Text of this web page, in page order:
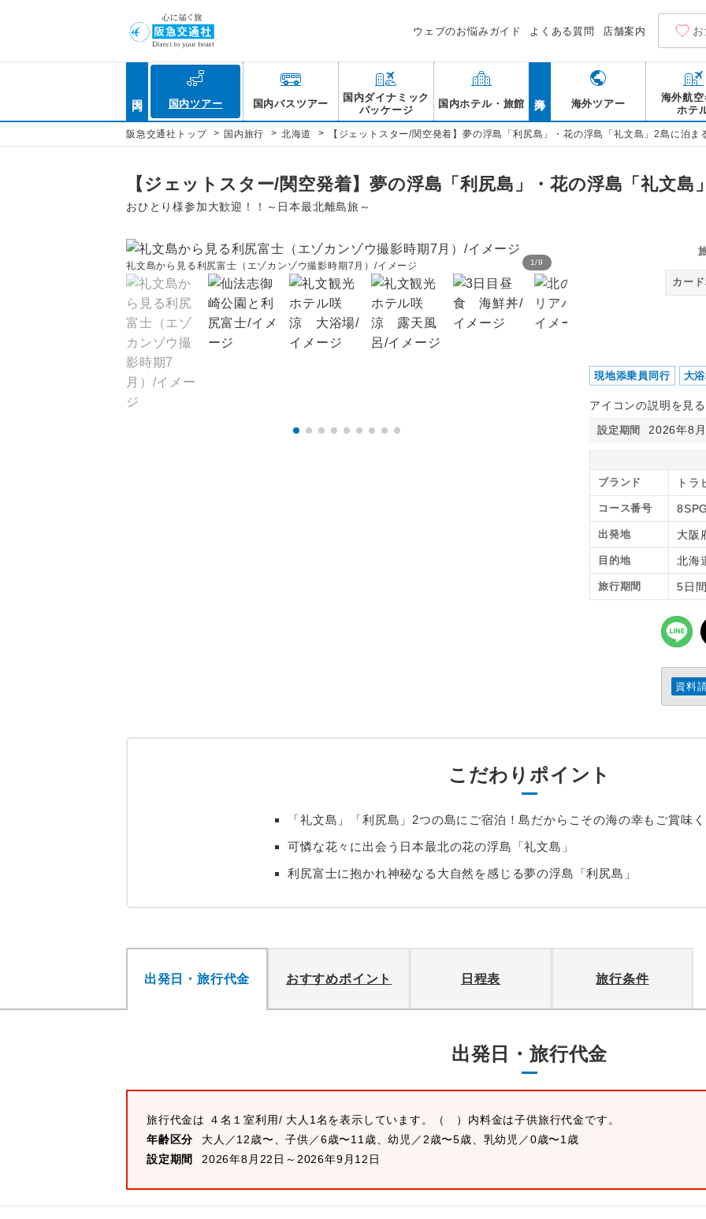
ウェブのお悩みガイド よくある質問 店舗案内
国内ツアー 国内バスツアー
国内ダイナミック
パッケージ
国内ホテル・旅館 海外ツアー
海外航空
ホテ
阪急交通社トップ > 国内旅行 > 北海道 > 【ジェットスター/関空発着】夢の浮島「利尻島」・花の浮島「礼文島」2島に泊ま
【ジェットスター/関空発着】夢の浮島「利尻島」・花の浮島「礼文島
おひとり様参加大歓迎！！～日本最北離島旅～
1/9
礼文島から見る利尻富士（エゾカンゾウ撮影時期7月）/イメージ
カー
現地添乗員同行 大
アイコンの説明を見
設定期間 2026年8
ブランド トラ
コース番号
出発地 大阪
目的地 北海
旅行期間 5日間
資料
こだわりポイント
「礼文島」「利尻島」2つの島にご宿泊！島だからこその海の幸もご賞味く
可憐な花々に出会う日本最北の花の浮島「礼文島」
利尻富士に抱かれ神秘なる大自然を感じる夢の浮島「利尻島」
出発日・旅行代金 おすすめポイント 日程表 旅行条件
出発日・旅行代金
旅行代金は ４名１室利用/ 大人1名を表示しています。
（ ）内料金は子供旅行代金です。
年齢区分
大人／12歳〜、子供／6歳〜11歳、幼児／2歳〜5歳、乳幼児／0歳〜1歳
設定期間
2026年8月22日～2026年9月12日